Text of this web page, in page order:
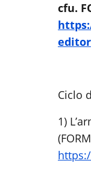
cfu.
editor
Ciclo
1)